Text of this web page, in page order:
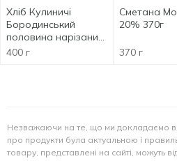
Хліб Кулиничі
Бородинський
половина нарізаний
400г
400 г
Сметана
20% 370г
370 г
Незважаючи на те, що ми докладаємо
про продукти була актуальною і
товару, представлені на сайті, можуть